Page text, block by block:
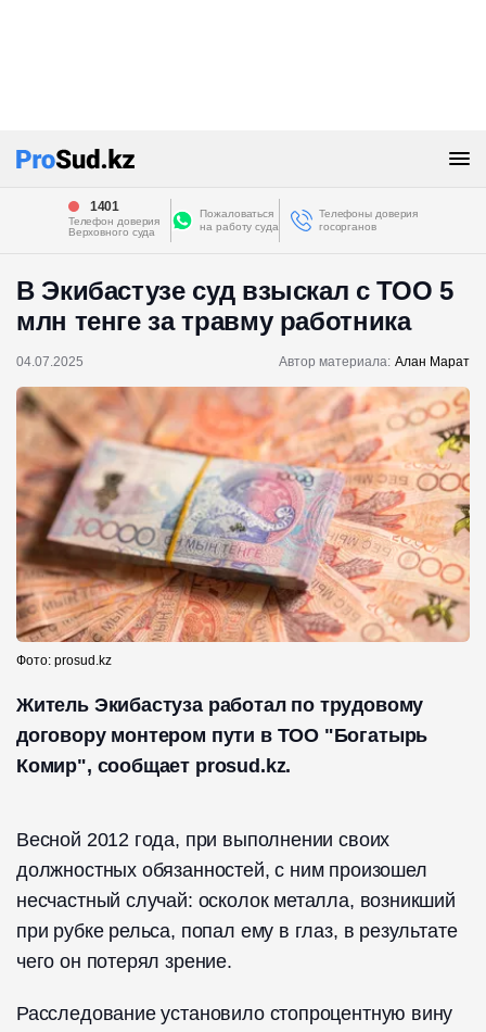
1401
Телефон доверия
Верховного суда
Пожаловаться
на работу суда
Телефоны доверия
госорганов
В Экибастузе суд взыскал с ТОО 5
млн тенге за травму работника
04.07.2025 Автор материала: Алан Марат
Фото: prosud.kz
Житель Экибастуза работал по трудовому
договору монтером пути в ТОО "Богатырь
Комир", сообщает prosud.kz.
Весной 2012 года, при выполнении своих
должностных обязанностей, с ним произошел
несчастный случай: осколок металла, возникший
при рубке рельса, попал ему в глаз, в результате
чего он потерял зрение.
Расследование установило стопроцентную вину